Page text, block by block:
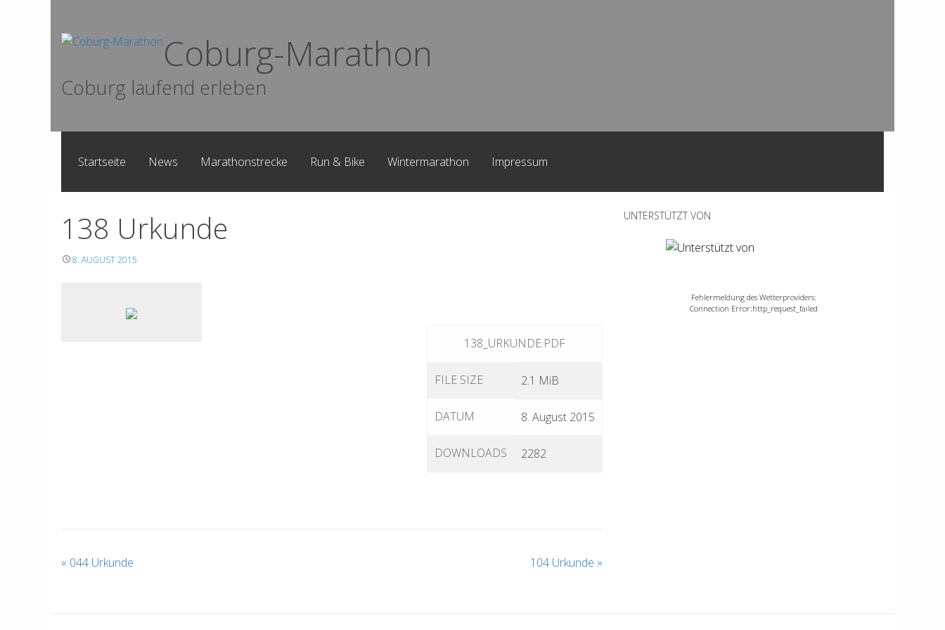
Coburg-Marathon
Coburg laufend erleben
Startseite News Marathonstrecke Run & Bike Wintermarathon Impressum
138 Urkunde
8. AUGUST 2015
138_URKUNDE.PDF
FILE SIZE 2.1 MiB
DATUM 8. August 2015
DOWNLOADS 2282
« 044 Urkunde 104 Urkunde »
UNTERSTÜTZT VON
Fehlermeldung des Wetterproviders:
Connection Error:http_request_failed